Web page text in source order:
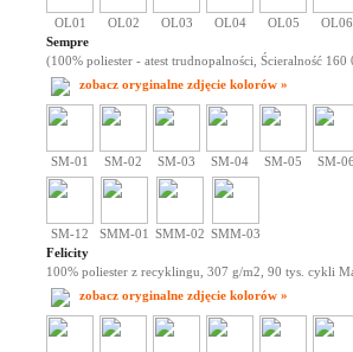
OL01 OL02 OL03 OL04 OL05
OL06
Sempre
(100% poliester - atest trudnopalności, Ścieralność
zobacz oryginalne zdjęcie kolorów »
SM-01 SM-02 SM-03 SM-04 SM-05 SM-
SM-12 SMM-01 SMM-02 SMM-03
Felicity
100% poliester z recyklingu, 307 g/m2, 90 tys. cykli
zobacz oryginalne zdjęcie kolorów »